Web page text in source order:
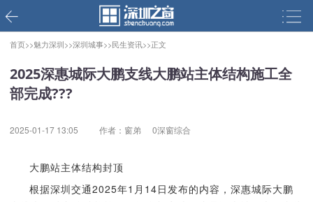
首页>>魅力深圳>>深圳城事>>民生资讯>>正文
2025深惠城际大鹏支线大鹏站主体结构施工全
部完成???
2025-01-17 13:05 作者：窗弟 0深窗综合
大鹏站主体结构封顶
根据深圳交通2025年1月14日发布的内容，深惠城际大鹏